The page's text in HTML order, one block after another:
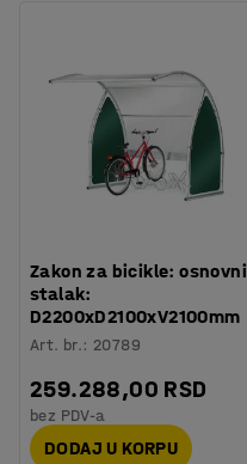
Zakon za bicikle: osnovni
stalak:
D2200xD2100xV2100mm
Art. br.: 20789
259.288,00 RSD
bez PDV-a
DODAJ U KORPU